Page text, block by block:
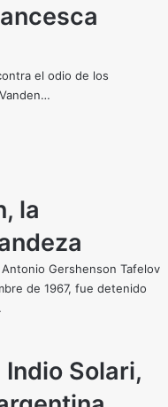
el odio de los
la
Gershenson Tafelov
de 1967, fue detenido
Solari,